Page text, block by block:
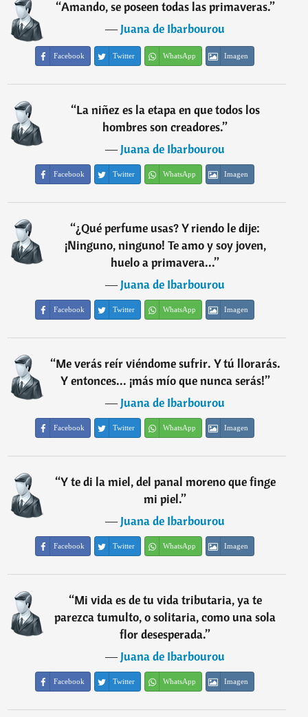
“Amando, se poseen todas las primaveras.”
―Juana de Ibarbourou
Facebook Twitter WhatsApp Imagen
“La niñez es la etapa en que todos los
hombres son creadores.”
―Juana de Ibarbourou
Facebook Twitter WhatsApp Imagen
“¿Qué perfume usas? Y riendo le dije:
¡Ninguno, ninguno! Te amo y soy joven,
huelo a primavera...”
―Juana de Ibarbourou
Facebook Twitter WhatsApp Imagen
“Me verás reír viéndome sufrir. Y tú llorarás.
Y entonces... ¡más mío que nunca serás!”
―Juana de Ibarbourou
Facebook Twitter WhatsApp Imagen
“Y te di la miel, del panal moreno que finge
mi piel.”
―Juana de Ibarbourou
Facebook Twitter WhatsApp Imagen
“Mi vida es de tu vida tributaria, ya te
parezca tumulto, o solitaria, como una sola
flor desesperada.”
―Juana de Ibarbourou
Facebook Twitter WhatsApp Imagen